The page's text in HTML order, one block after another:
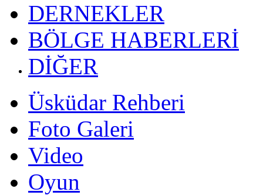
DERNEKLER
BÖLGE HABERLERİ
DİĞER
Üsküdar Rehberi
Foto Galeri
Video
Oyun